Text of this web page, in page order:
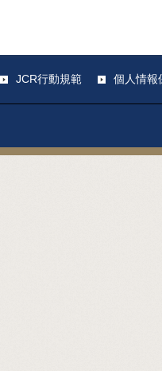
JCR行動規範 個人情報